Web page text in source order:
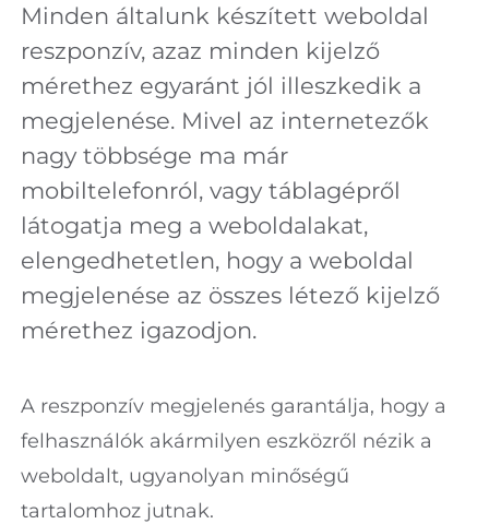
Minden általunk készített weboldal
reszponzív, azaz minden kijelző
mérethez egyaránt jól illeszkedik a
megjelenése. Mivel az internetezők
nagy többsége ma már
mobiltelefonról, vagy táblagépről
látogatja meg a weboldalakat,
elengedhetetlen, hogy a weboldal
megjelenése az összes létező kijelző
mérethez igazodjon.
A reszponzív megjelenés garantálja, hogy a
felhasználók akármilyen eszközről nézik a
weboldalt, ugyanolyan minőségű
tartalomhoz jutnak.